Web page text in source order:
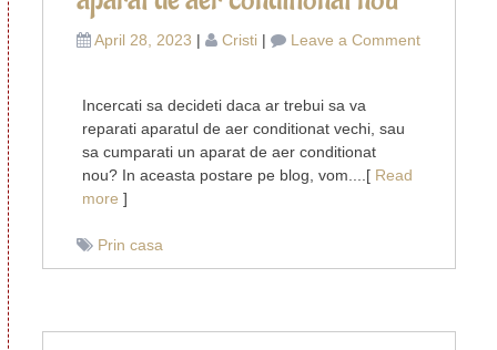
April 28, 2023 | Cristi | Leave a Commenton
conditionat
Incercati sa decideti daca ar trebui sa va
reparati aparatul de aer conditionat vechi, sau
sa cumparati un aparat de aer conditionat
nou? In aceasta postare pe blog, vom....[ Read
more ]
Prin casa